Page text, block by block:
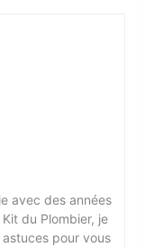
avec des années
du Plombier, je
pour vous